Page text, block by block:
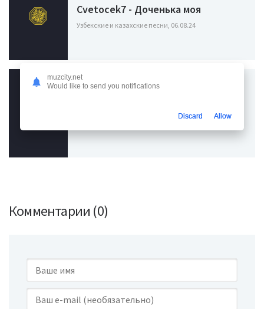
Cvetocek7 - Доченька моя
Узбекские и казахские песни, 06.08.24
Комментарии (0)
muzcity.net
Would like to send you notifications
Discard Allow